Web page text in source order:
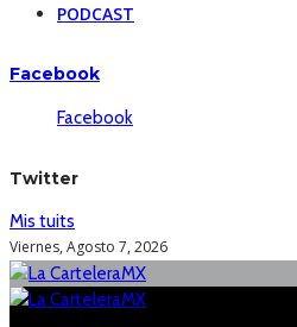
PODCAST
Facebook
Facebook
Twitter
Mis tuits
Viernes, Agosto 7, 2026